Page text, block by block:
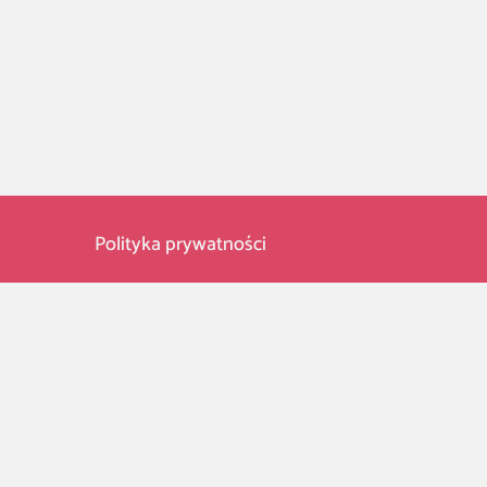
Polityka prywatności